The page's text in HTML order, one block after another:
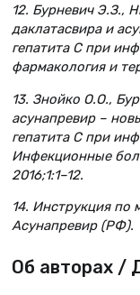
12. Бурневич Э.З.,
даклатасвира и
гепатита С при
фармакология и
13. Знойко О.О.,
асунапревир –
гепатита С при
Инфекционные
2016;1:1–12.
14. Инструкция по
Асунапревир (РФ).
Об авторах /